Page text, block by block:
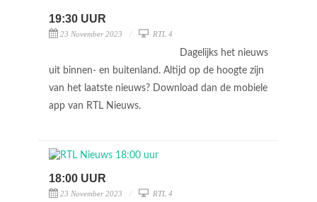
19:30 UUR
23 November 2023 RTL 4
Dagelijks het nieuws
uit binnen- en buitenland. Altijd op de hoogte zijn
van het laatste nieuws? Download dan de mobiele
app van RTL Nieuws.
18:00 UUR
23 November 2023 RTL 4